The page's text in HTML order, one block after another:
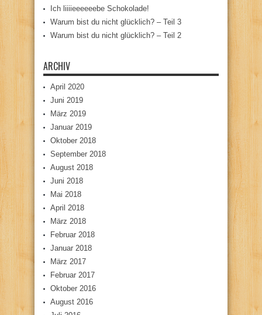
Ich liiiieeeeeebe Schokolade!
Warum bist du nicht glücklich? – Teil 3
Warum bist du nicht glücklich? – Teil 2
ARCHIV
April 2020
Juni 2019
März 2019
Januar 2019
Oktober 2018
September 2018
August 2018
Juni 2018
Mai 2018
April 2018
März 2018
Februar 2018
Januar 2018
März 2017
Februar 2017
Oktober 2016
August 2016